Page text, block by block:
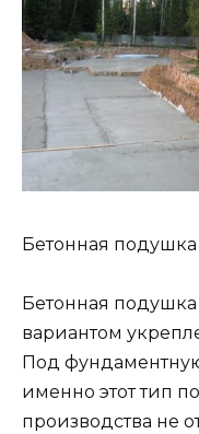
Бетонная
Бетонная
вариантом
Под
именно этот тип
производства не